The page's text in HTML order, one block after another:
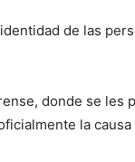
de las
donde se les
la